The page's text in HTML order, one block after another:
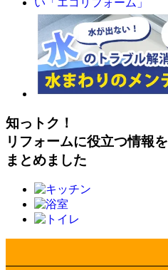
知っトク！
リフォームに役立つ情報を
まとめました